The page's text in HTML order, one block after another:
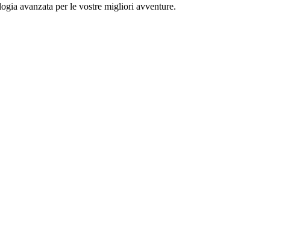
avanzata per le vostre migliori avventure.